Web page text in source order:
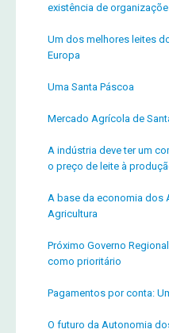
existência de
Um dos melhores leites
Europa
Uma Santa Páscoa
Mercado Agrícola de
A indústria deve ter um
o preço de leite à
A base da economia dos
Agricultura
Próximo Governo
como prioritário
Pagamentos por conta:
O futuro da Autonomia